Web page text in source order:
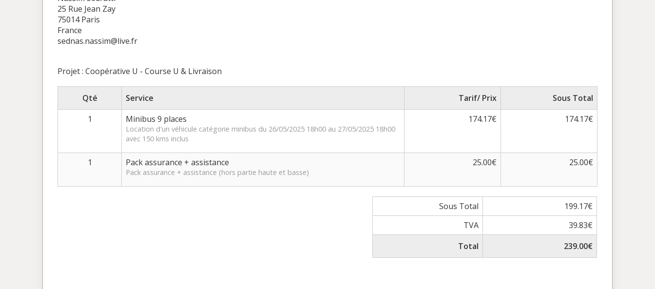
25 Rue Jean Zay
75014 Paris
France
sednas.nassim@live.fr
Projet : Coopérative U - Course U & Livraison
Qté Service Tarif/ Prix
Sous Total
1
Minibus 9 places
Location d'un véhicule catégorie minibus du 26/05/2025 18h00 au 27/05/2025 18h00
avec 150 kms inclus
174.17€ 174.17€
1 Pack assurance + assistance
Pack assurance + assistance (hors partie haute et basse)
25.00€ 25.00€
Sous Total
199.17€
TVA
39.83€
Total
239.00€